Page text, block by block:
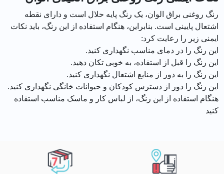
رنگ روغنی براق الوان، یک رنگ پایه حلال است و دارای نقطه
اشتعال پایینی است. بنابراین، هنگام استفاده از این رنگ، باید نکات
ایمنی زیر را رعایت کرد:
این رنگ را در دمای مناسب نگهداری کنید.
این رنگ را قبل از استفاده، به خوبی تکان دهید.
این رنگ را به دور از منابع اشتعال نگهداری کنید.
این رنگ را دور از دسترس کودکان و حیوانات خانگی نگهداری کنید.
هنگام استفاده از این رنگ، از لباس کار و ماسک مناسب استفاده
کنید